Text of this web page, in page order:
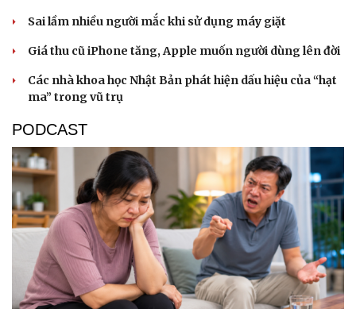
Sai lầm nhiều người mắc khi sử dụng máy giặt
Giá thu cũ iPhone tăng, Apple muốn người dùng lên đời
Các nhà khoa học Nhật Bản phát hiện dấu hiệu của “hạt
ma” trong vũ trụ
PODCAST